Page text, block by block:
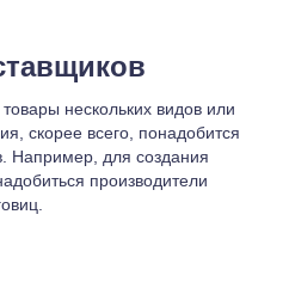
нескольких видов или
скорее всего, понадобится
Например, для создания
производители